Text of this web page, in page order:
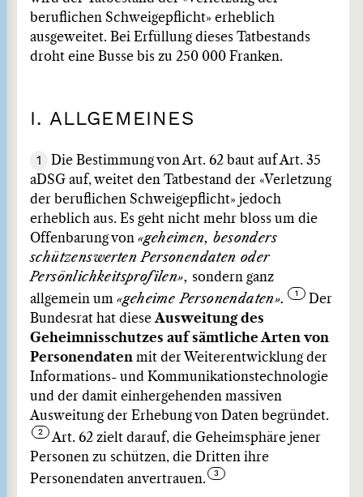
beruflichen Schweigepflicht» erheblich
ausgeweitet. Bei Erfüllung dieses Tatbestands
droht eine Busse bis zu 250 000 Franken.
I. ALLGEMEINES
1
Die Bestimmung von Art. 62 baut auf Art. 35
aDSG auf, weitet den Tatbestand der «Verletzung
der beruflichen Schweigepflicht» jedoch
erheblich aus. Es geht nicht mehr bloss um die
Offenbarung von «geheimen, besonders
schützenswerten Personendaten oder
Persönlichkeitsprofilen», sondern ganz
allgemein um «geheime Personendaten».
Der
Bundesrat hat diese Ausweitung des
Geheimnisschutzes auf sämtliche Arten von
Personendaten mit der Weiterentwicklung der
Informations- und Kommunikationstechnologie
und der damit einhergehenden massiven
Ausweitung der Erhebung von Daten begründet.
Art. 62 zielt darauf, die Geheimsphäre jener
Personen zu schützen, die Dritten ihre
Personendaten anvertrauen.